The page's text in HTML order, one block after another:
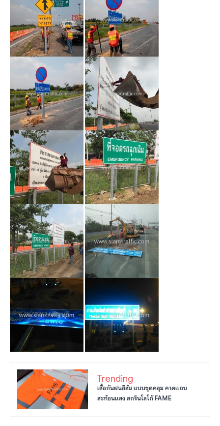
Trending
เสื้อกันฝนสีส้ม แบบชุดคลุม คาดแถบ
สะท้อนแสง สกรีนโลโก้ FAME